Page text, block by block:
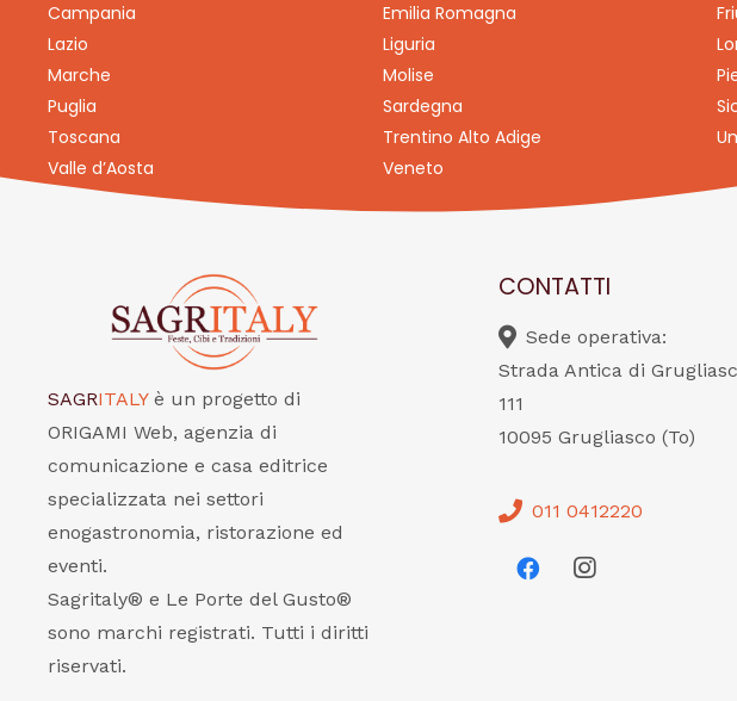
Campania
Emilia Romagna
Lazio
Liguria
Marche
Molise
Puglia
Sardegna
Toscana
Trentino Alto Adige
Valle d’Aosta
Veneto
SAGRITALY è un progetto di
ORIGAMI Web, agenzia di
comunicazione e casa editrice
specializzata nei settori
enogastronomia, ristorazione ed
eventi.
Sagritaly® e Le Porte del Gusto®
sono marchi registrati. Tutti i diritti
riservati.
CONTATTI
Sede operativa:
Strada Antica di
111
10095 Grugliasco (To)
011 0412220